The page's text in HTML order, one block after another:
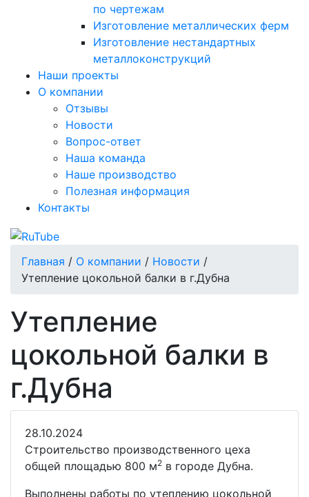
по чертежам
Изготовление металлических ферм
Изготовление нестандартных
металлоконструкций
Наши проекты
О компании
Отзывы
Новости
Вопрос-ответ
Наша команда
Наше производство
Полезная информация
Контакты
Главная / О компании / Новости /
Утепление цокольной балки в г.Дубна
Утепление
цокольной балки в
г.Дубна
28.10.2024
Строительство производственного цеха
общей площадью 800 м2 в городе Дубна.
Выполнены работы по утеплению цокольной